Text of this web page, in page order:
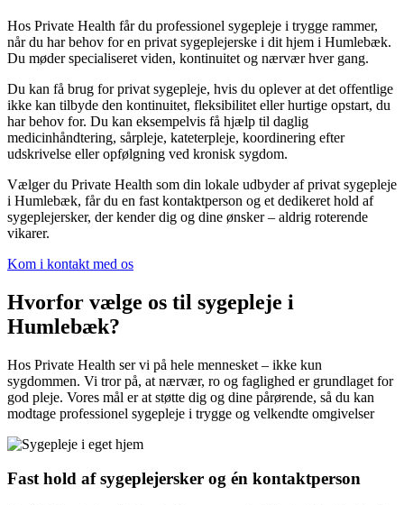
Hos Private Health får du professionel sygepleje i trygge rammer,
når du har behov for en privat sygeplejerske i dit hjem i Humlebæk.
Du møder specialiseret viden, kontinuitet og nærvær hver gang.
Du kan få brug for privat sygepleje, hvis du oplever at det offentlige
ikke kan tilbyde den kontinuitet, fleksibilitet eller hurtige opstart, du
har behov for. Du kan eksempelvis få hjælp til daglig
medicinhåndtering, sårpleje, kateterpleje, koordinering efter
udskrivelse eller opfølgning ved kronisk sygdom.
Vælger du Private Health som din lokale udbyder af privat sygepleje
i Humlebæk, får du en fast kontaktperson og et dedikeret hold af
sygeplejersker, der kender dig og dine ønsker – aldrig roterende
vikarer.
Kom i kontakt med os
Hvorfor vælge os til sygepleje i
Humlebæk?
Hos Private Health ser vi på hele mennesket – ikke kun
sygdommen. Vi tror på, at nærvær, ro og faglighed er grundlaget for
god pleje. Vores mål er at støtte dig og dine pårørende, så du kan
modtage professionel sygepleje i trygge og velkendte omgivelser
Fast hold af sygeplejersker og én kontaktperson